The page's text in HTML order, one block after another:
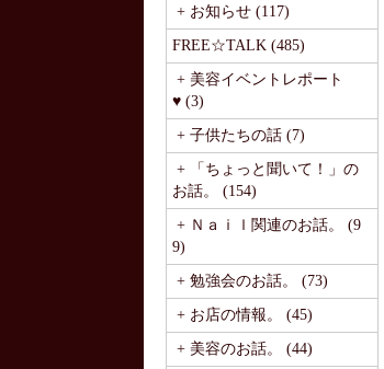
+ お知らせ (117)
FREE☆TALK (485)
+ 美容イベントレポート
♥ (3)
+ 子供たちの話 (7)
+ 「ちょっと聞いて！」の
お話。 (154)
+ Ｎａｉｌ関連のお話。 (9
9)
+ 勉強会のお話。 (73)
+ お店の情報。 (45)
+ 美容のお話。 (44)